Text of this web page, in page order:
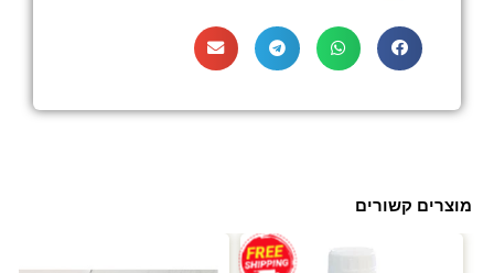
מוצרים קשורים